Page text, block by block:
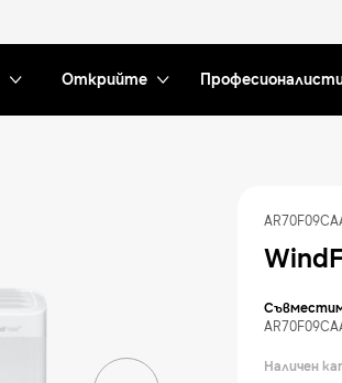
Открийте
Наличен